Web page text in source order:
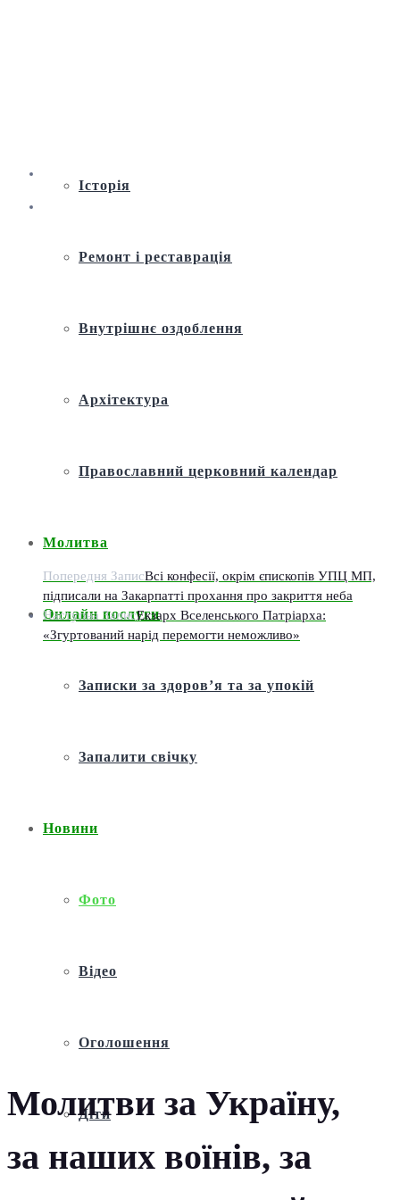
Історія
Ремонт і реставрація
Внутрішнє оздоблення
Архітектура
Православний церковний календар
Молитва
Онлайн послуги
Записки за здоров’я та за упокій
Запалити свічку
Новини
Фото
Відео
Оголошення
Діти
Молитви за Україну,
за наших воїнів, за
Попередня ЗаписВсі конфесії, окрім єпископів УПЦ МП,
підписали на Закарпатті прохання про закриття неба
Наступна ЗаписЕкзарх Вселенського Патріарха:
«Згуртований нарід перемогти неможливо»